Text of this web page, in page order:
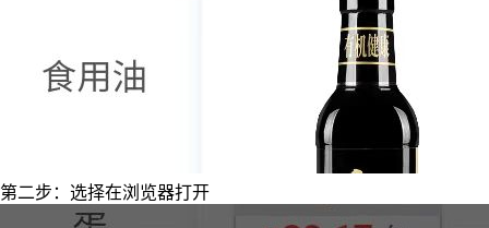
第二步：选择在浏览器打开